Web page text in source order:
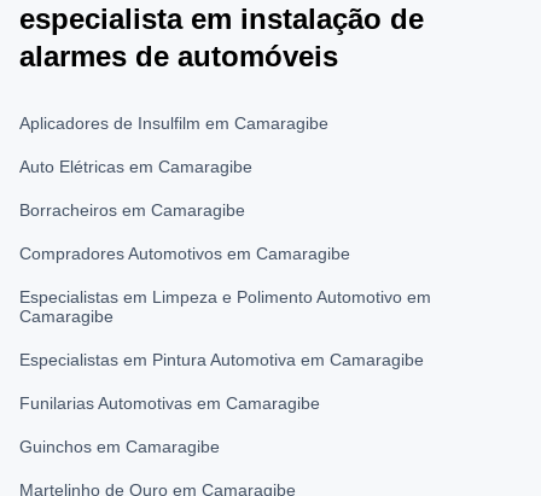
especialista em instalação de
alarmes de automóveis
Aplicadores de Insulfilm em Camaragibe
Auto Elétricas em Camaragibe
Borracheiros em Camaragibe
Compradores Automotivos em Camaragibe
Especialistas em Limpeza e Polimento Automotivo em
Camaragibe
Especialistas em Pintura Automotiva em Camaragibe
Funilarias Automotivas em Camaragibe
Guinchos em Camaragibe
Martelinho de Ouro em Camaragibe